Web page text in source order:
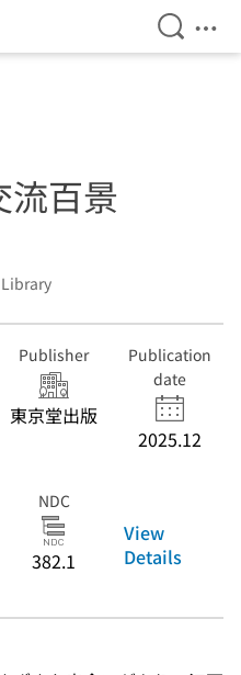
Open
流百景
Publisher
東京堂出版
Publication
date
2025.12
NDC
382.1
View
Details